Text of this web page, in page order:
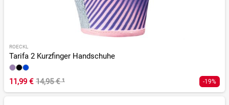
ROECKL
Tarifa 2 Kurzfinger Handschuhe
11,99 € 14,95 €¹ -19%